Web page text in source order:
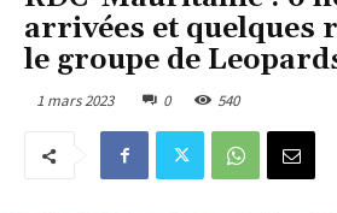
arrivées et quelques
le groupe de
1 mars 2023 0 540